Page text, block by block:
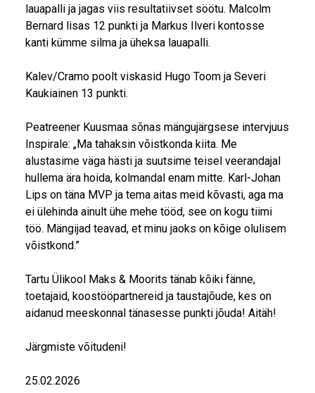
lauapalli ja jagas viis resultatiivset söötu. Malcolm
Bernard lisas 12 punkti ja Markus Ilveri kontosse
kanti kümme silma ja üheksa lauapalli.
Kalev/Cramo poolt viskasid Hugo Toom ja Severi
Kaukiainen 13 punkti.
Peatreener Kuusmaa sõnas mängujärgsese intervjuus
Inspirale: „Ma tahaksin võistkonda kiita. Me
alustasime väga hästi ja suutsime teisel veerandajal
hullema ära hoida, kolmandal enam mitte. Karl-Johan
Lips on täna MVP ja tema aitas meid kõvasti, aga ma
ei ülehinda ainult ühe mehe tööd, see on kogu tiimi
töö. Mängijad teavad, et minu jaoks on kõige olulisem
võistkond.”
Tartu Ülikool Maks & Moorits tänab kõiki fänne,
toetajaid, koostööpartnereid ja taustajõude, kes on
aidanud meeskonnal tänasesse punkti jõuda! Aitäh!
Järgmiste võitudeni!
25.02.2026